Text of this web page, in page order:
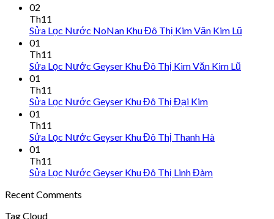
02
Th11
Sửa Lọc Nước NoNan Khu Đô Thị Kim Văn Kim Lũ
01
Th11
Sửa Lọc Nước Geyser Khu Đô Thị Kim Văn Kim Lũ
01
Th11
Sửa Lọc Nước Geyser Khu Đô Thị Đại Kim
01
Th11
Sửa Lọc Nước Geyser Khu Đô Thị Thanh Hà
01
Th11
Sửa Lọc Nước Geyser Khu Đô Thị Linh Đàm
Recent Comments
Tag Cloud